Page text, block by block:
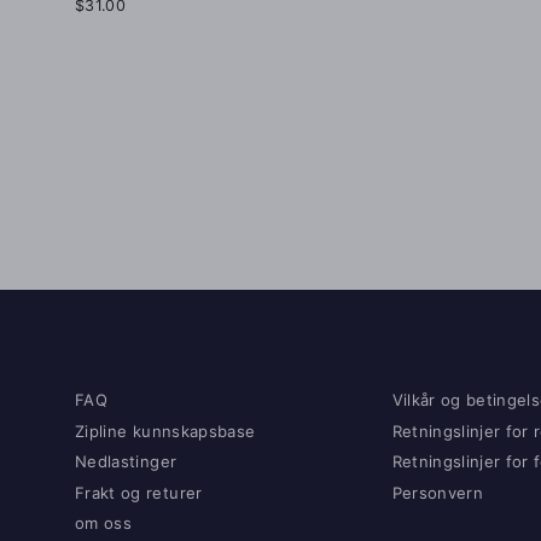
$31.00
FAQ
Zipline kunnskapsbase
Nedlastinger
Frakt og returer
om oss
Vilkår og
Retningslinjer for
Retningslinjer for
Personvern